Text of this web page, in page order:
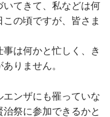
てきて、私などは何
の頃ですが、皆さま
は何かと忙しく、き
りません。
ンザにも罹っていな
祭に参加できるかと